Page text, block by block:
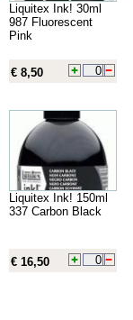
Liquitex Ink! 30ml
987 Fluorescent
Pink
€ 8,50
Liquitex Ink! 150ml
337 Carbon Black
€ 16,50